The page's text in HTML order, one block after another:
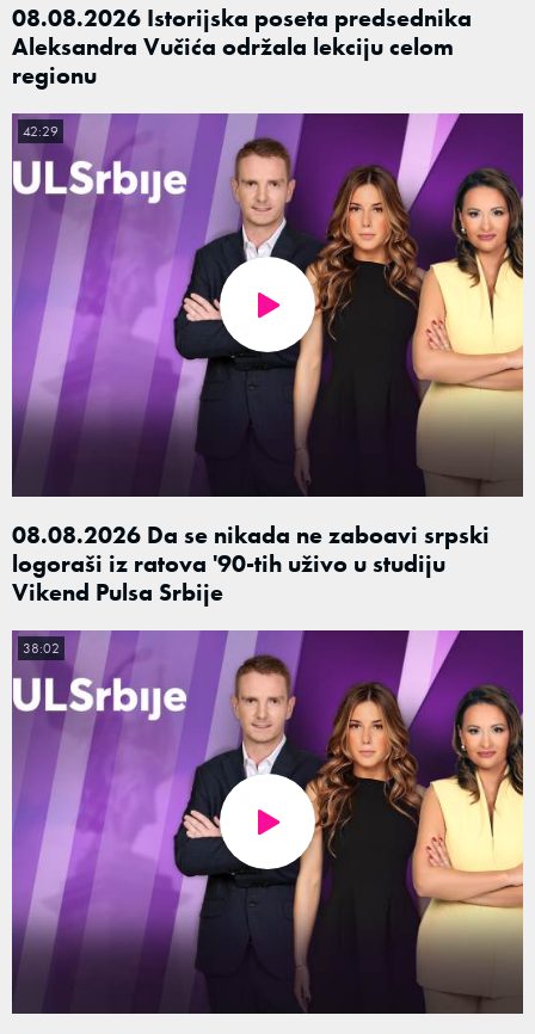
08.08.2026 Istorijska poseta predsednika
Aleksandra Vučića održala lekciju celom
regionu
08.08.2026 Da se nikada ne zaboavi srpski
logoraši iz ratova '90-tih uživo u studiju
Vikend Pulsa Srbije
42:29
38:02